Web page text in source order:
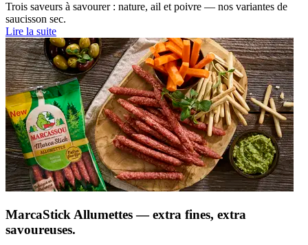
Trois saveurs à savourer : nature, ail et poivre — nos variantes de
saucisson sec.
Lire la suite
MarcaStick Allumettes — extra fines, extra
savoureuses.